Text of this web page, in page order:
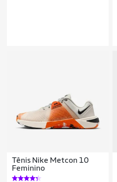
Tênis Nike Metcon 10
Feminino